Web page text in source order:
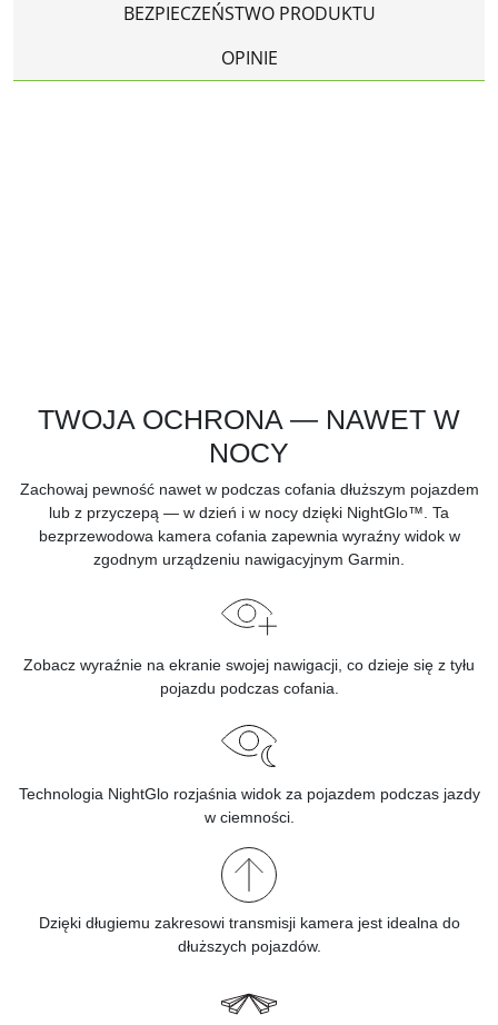
BEZPIECZEŃSTWO PRODUKTU
OPINIE
TWOJA OCHRONA — NAWET W
NOCY
Zachowaj pewność nawet w podczas cofania dłuższym pojazdem
lub z przyczepą — w dzień i w nocy dzięki NightGlo™. Ta
bezprzewodowa kamera cofania zapewnia wyraźny widok w
zgodnym urządzeniu nawigacyjnym Garmin.
Zobacz wyraźnie na ekranie swojej nawigacji, co dzieje się z tyłu
pojazdu podczas cofania.
Technologia NightGlo rozjaśnia widok za pojazdem podczas jazdy
w ciemności.
Dzięki długiemu zakresowi transmisji kamera jest idealna do
dłuższych pojazdów.